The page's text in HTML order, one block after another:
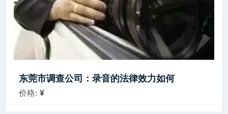
东莞市调查公司：录音的法律效力如何
价格: ¥